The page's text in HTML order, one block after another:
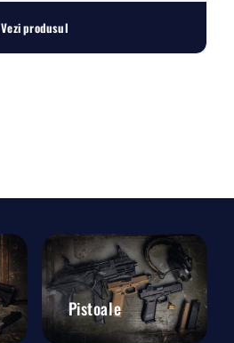
Vezi produsul
Pistoale